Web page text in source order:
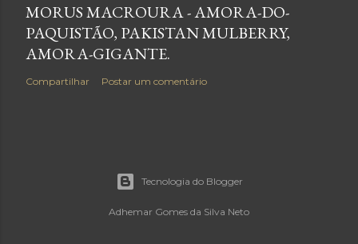
MORUS MACROURA - AMORA-DO-
PAQUISTÃO, PAKISTAN MULBERRY,
AMORA-GIGANTE.
Compartilhar Postar um comentário
Tecnologia do Blogger
Adhemar Gomes da Silva Neto